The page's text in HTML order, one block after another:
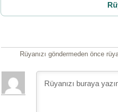
Rüyanızı göndermeden önce